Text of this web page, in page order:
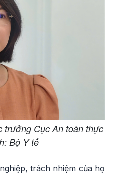
trưởng Cục An toàn thực
Bộ Y tế
trách nhiệm của họ